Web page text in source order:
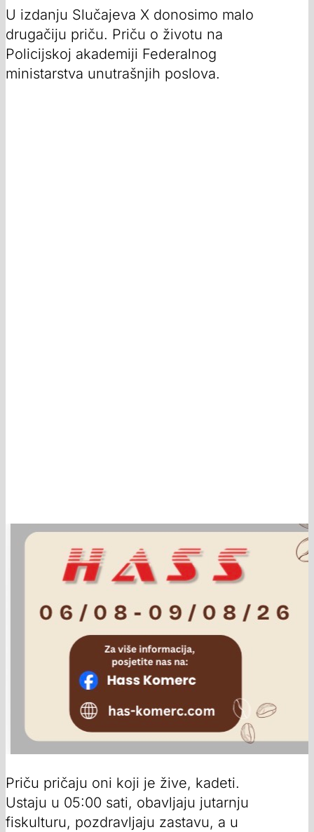
U izdanju Slučajeva X donosimo malo
drugačiju priču. Priču o životu na
Policijskoj akademiji Federalnog
ministarstva unutrašnjih poslova.
Priču pričaju oni koji je žive, kadeti.
Ustaju u 05:00 sati, obavljaju jutarnju
fiskulturu, pozdravljaju zastavu, a u